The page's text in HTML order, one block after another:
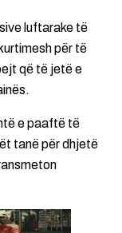
luftarake të
për të
që të jetë e
e paaftë të
tanë për dhjetë